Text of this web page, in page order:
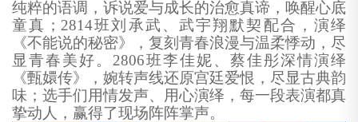
纯粹的语调，诉说爱与成长的治愈真谛，唤醒心底
童真； 2814班刘承武、武宇翔默契配合，演绎
《不能说的秘密》，复刻青春浪漫与温柔悸动，尽
显青春美好。 2806班李佳妮、蔡佳彤深情演绎
《甄嬛传》，婉转声线还原宫廷爱恨，尽显古典韵
味；选手们用情发声、用心演绎，每一段表演都真
挚动人，赢得了现场阵阵掌声。